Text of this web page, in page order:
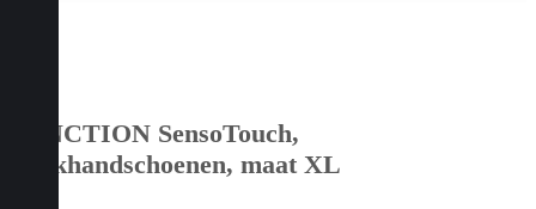
FUNCTION SensoTouch,
werkhandschoenen, maat XL